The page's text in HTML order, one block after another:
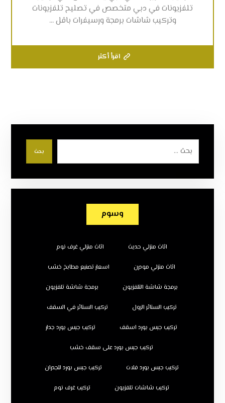
تلفزيونات في دبي متخصص في تصليح تلفزيونات
وتركيب شاشات برمجة ورسيفرات باقل ...
اقرأ أكثر
بحث
وسوم
اثاث منزلي حديث اثاث منزلي غرف نوم
اثاث منزلي مودرن اسعار تصنيع مطابخ خشب
برمجة شاشة التلفزيون برمجة شاشة تلفزيون
تركيب الستائر الرول تركيب الستائر في السقف
تركيب جبس بورد اسقف تركيب جبس بورد جدار
تركيب جبس بورد على سقف خشب
تركيب جبس بورد فلات تركيب جبس بورد للجدران
تركيب شاشات تلفزيون تركيب غرف نوم